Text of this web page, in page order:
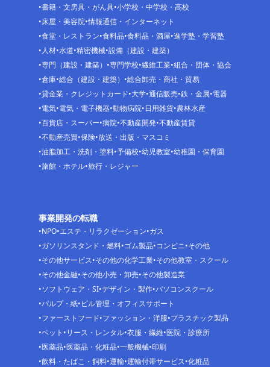
書籍・文房具・がん具 小学校・中学校・高校
床屋・美容院 情報通信・インターネット
食堂・レストラン 食料品 食料品・酒屋 進学塾・学習塾
人材 水道 精密機械 設備（建設・建築）
専門（建設・建築）
専門学校 繊維工業 組合・団体・協会
倉庫 総合（建設・建築）
総合卸売・商社・貿易
貸金業・クレジットカード 大学 通信販売 鉄・金属 電器
電気 電気・電子機器 動物病院 日用雑貨 農林水産
百貨店・スーパー 病院 不動産開発 不動産賃貸
不動産売買 保険 放送・出版・マスコミ
油脂加工・洗剤・塗料 予備校 幼児教室 幼稚園・保育園
旅館・ホテル 旅行・レジャー
事業開発の転職
NPO エステ・リラクゼーション ガス
ガソリンスタンド・燃料 ゴム製品 コンビニ その他
その他サービス その他の化学工業 その他教室・スクール
その他金融 その他小売・卸売 その他製造業
ソフトウェア・SI デザイン・製作 パソコンスクール
パルプ・紙 ビル管理・オフィスサポート
ファーストフード ファッション・洋服 プラスチック製品
ペット リース・レンタル 衣服・繊維 医院・診療所
医薬品 医薬品・化粧品 一般機械 印刷
飲料・たばこ・飼料 運輸 運輸付帯サービス 化粧品